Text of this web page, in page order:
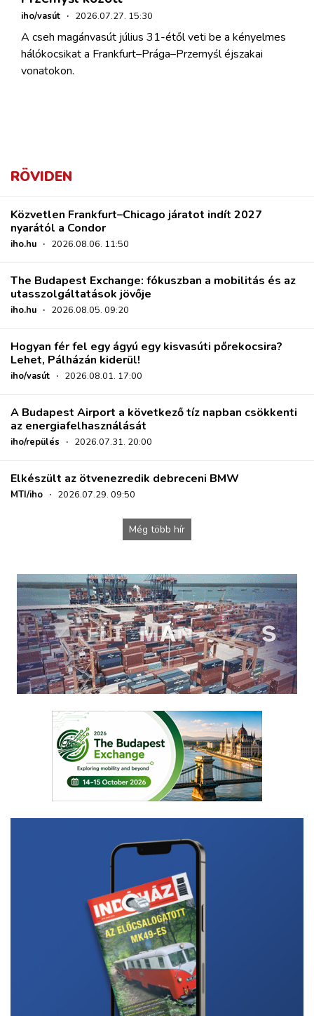
iho/vasút · 2026.07.27. 15:30
A cseh magánvasút július 31-étől veti be a kényelmes
hálókocsikat a Frankfurt–Prága–Przemyśl éjszakai
vonatokon.
RÖVIDEN
Közvetlen Frankfurt–Chicago járatot indít 2027
nyarától a Condor
iho.hu · 2026.08.06. 11:50
The Budapest Exchange: fókuszban a mobilitás és az
utasszolgáltatások jövője
iho.hu · 2026.08.05. 09:20
Hogyan fér fel egy ágyú egy kisvasúti pőrekocsira?
Lehet, Pálházán kiderül!
iho/vasút · 2026.08.01. 17:00
A Budapest Airport a következő tíz napban csökkenti
az energiafelhasználását
iho/repülés · 2026.07.31. 20:00
Elkészült az ötvenezredik debreceni BMW
MTI/iho · 2026.07.29. 09:50
Még több hír